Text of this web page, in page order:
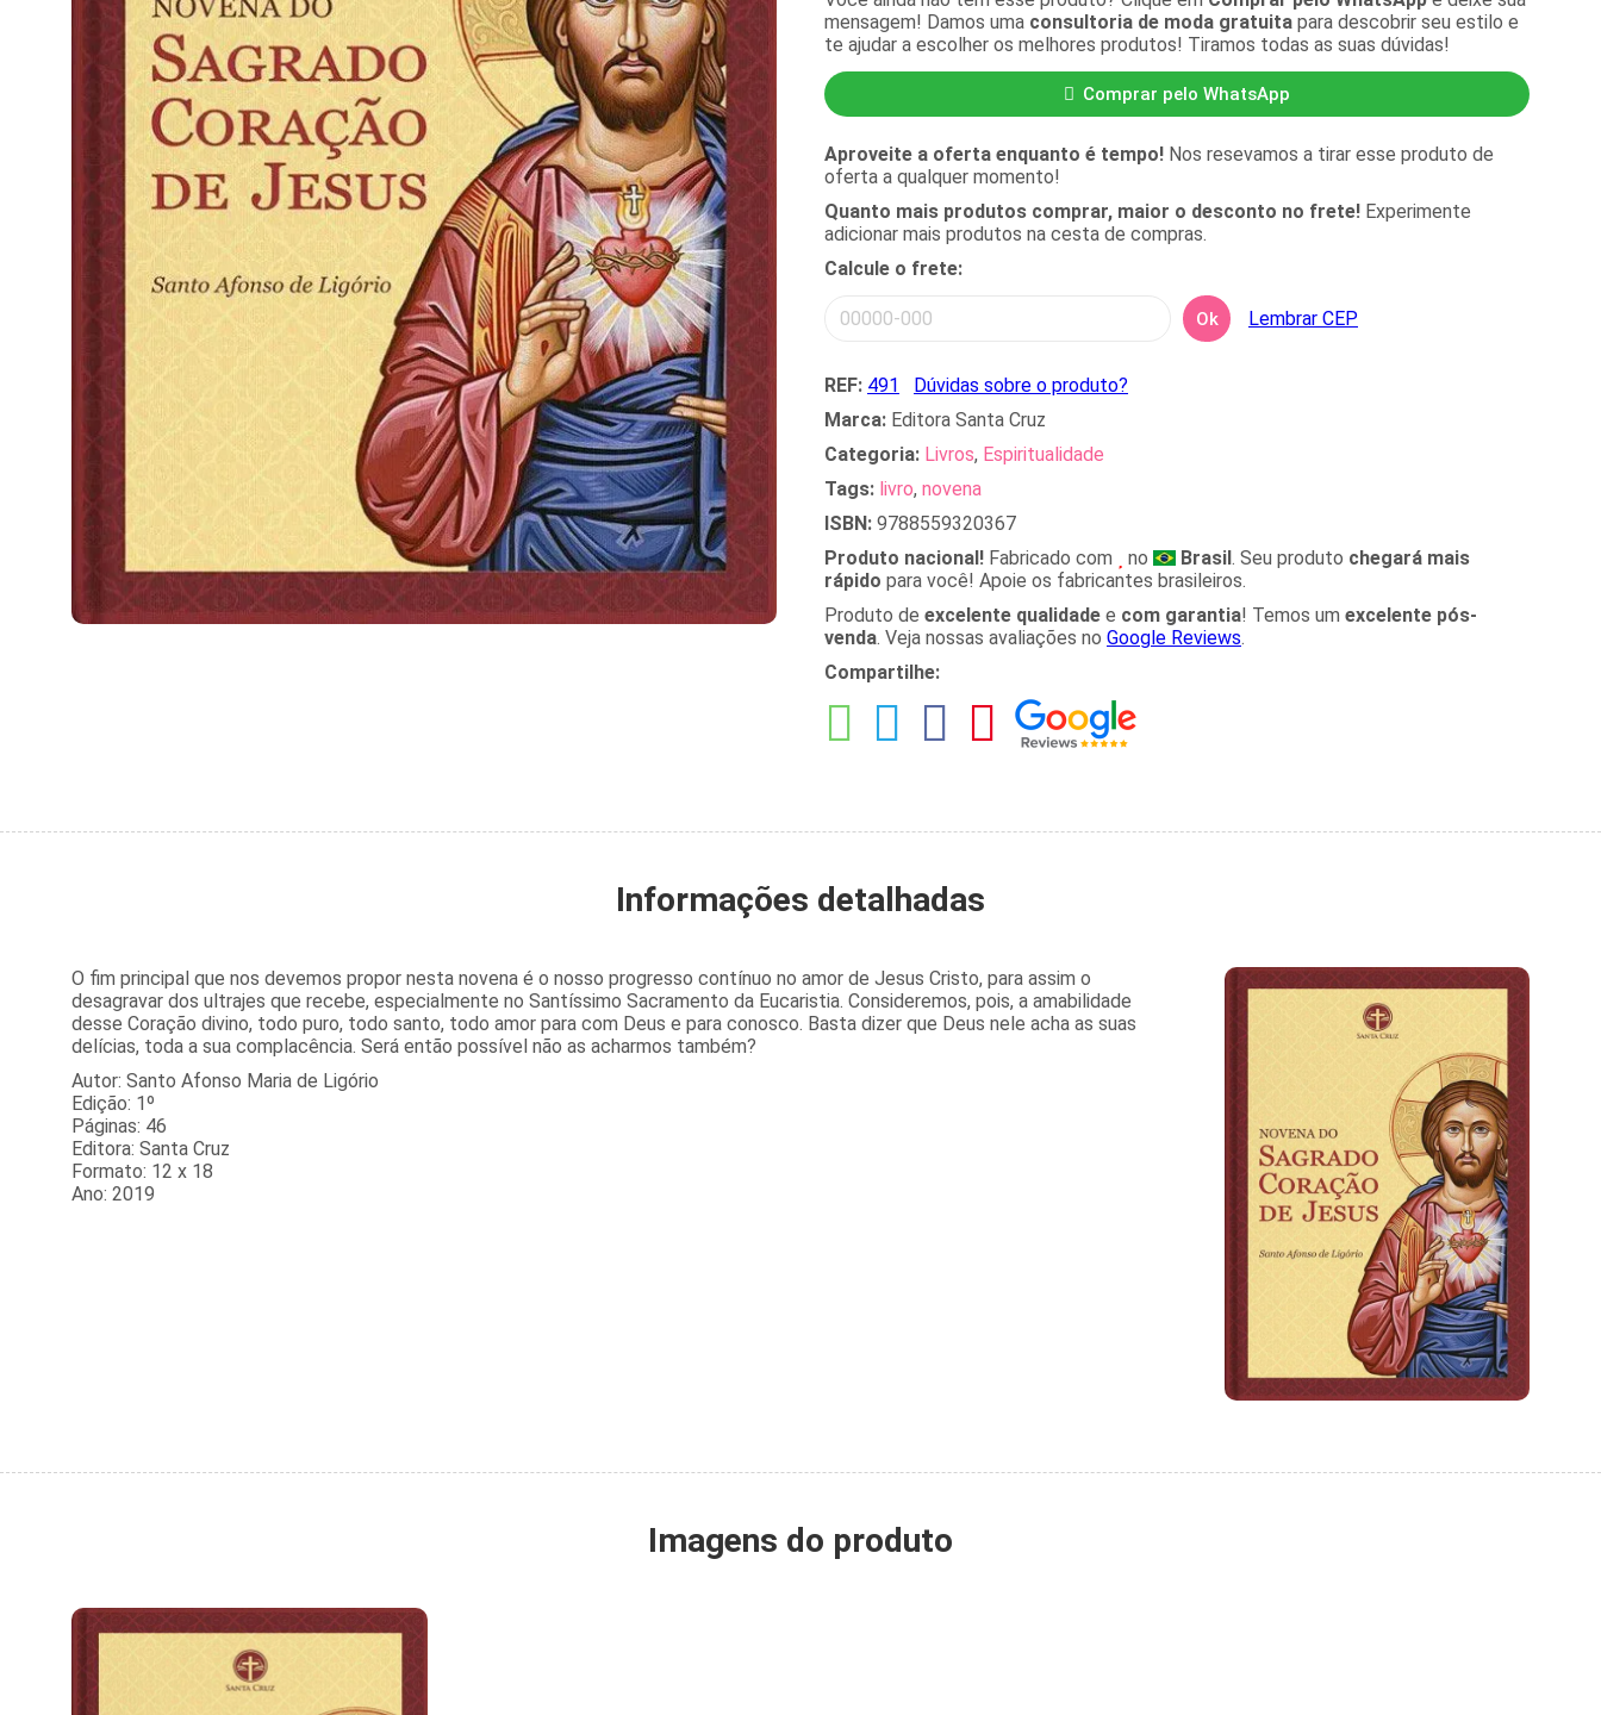
mensagem! Damos uma consultoria de moda gratuita para descobrir seu estilo e
te ajudar a escolher os melhores produtos! Tiramos todas as suas dúvidas!
Comprar pelo WhatsApp
Aproveite a oferta enquanto é tempo! Nos resevamos a tirar esse produto de
oferta a qualquer momento!
Quanto mais produtos comprar, maior o desconto no frete! Experimente
adicionar mais produtos na cesta de compras.
Calcule o frete:
Ok Lembrar CEP
REF: 491
Dúvidas sobre o produto?
Marca: Editora Santa Cruz
Categoria: Livros, Espiritualidade
Tags: livro, novena
ISBN: 9788559320367
Produto nacional! Fabricado com no Brasil. Seu produto chegará mais
rápido para você! Apoie os fabricantes brasileiros.
Produto de excelente qualidade e com garantia! Temos um excelente pós-
venda. Veja nossas avaliações no Google Reviews.
Compartilhe:
Informações detalhadas
O fim principal que nos devemos propor nesta novena é o nosso progresso contínuo no amor de Jesus Cristo, para assim o
desagravar dos ultrajes que recebe, especialmente no Santíssimo Sacramento da Eucaristia. Consideremos, pois, a amabilidade
desse Coração divino, todo puro, todo santo, todo amor para com Deus e para conosco. Basta dizer que Deus nele acha as suas
delícias, toda a sua complacência. Será então possível não as acharmos também?
Autor: Santo Afonso Maria de Ligório
Edição: 1º
Páginas: 46
Editora: Santa Cruz
Formato: 12 x 18
Ano: 2019
Imagens do produto